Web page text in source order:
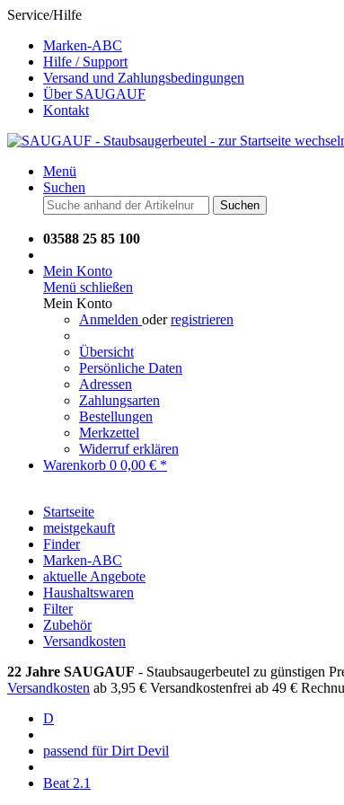
Service/Hilfe
Marken-ABC
Hilfe / Support
Versand und Zahlungsbedingungen
Über SAUGAUF
Kontakt
Menü
Suchen
Suchen
03588 25 85 100
Mein Konto
Menü schließen
Mein Konto
Anmelden oderregistrieren
Übersicht
Persönliche Daten
Adressen
Zahlungsarten
Bestellungen
Merkzettel
Widerruf erklären
Warenkorb 0 0,00 € *
Startseite
meistgekauft
Finder
Marken-ABC
aktuelle Angebote
Haushaltswaren
Filter
Zubehör
Versandkosten
22 Jahre SAUGAUF - Staubsaugerbeutel zu günstigen
Versandkosten ab 3,95 € Versandkostenfrei ab 49 €
D
passend für Dirt Devil
Beat 2.1